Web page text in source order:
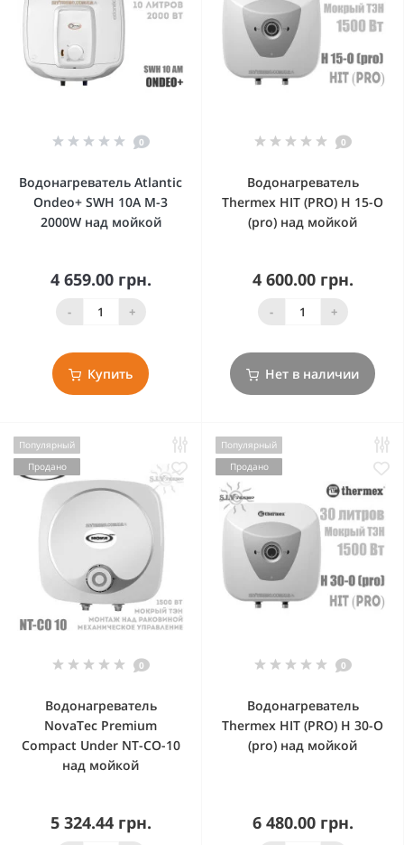
0
Водонагреватель Atlantic
Ondeo+ SWH 10A M-3
2000W над мойкой
4 659.00 грн.
- +
Купить
0
Водонагреватель
Thermex HIT (PRO) H 15-O
(pro) над мойкой
4 600.00 грн.
- +
Нет в наличии
Популярный
Продано
0
Водонагреватель
NovaTec Premium
Compact Under NT-CO-10
над мойкой
5 324.44 грн.
Популярный
Продано
0
Водонагреватель
Thermex HIT (PRO) H 30-O
(pro) над мойкой
6 480.00 грн.